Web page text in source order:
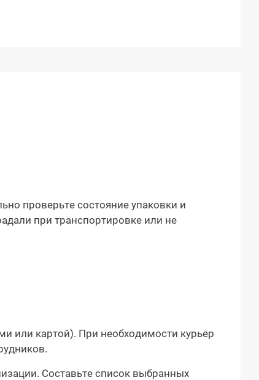
проверьте состояние упаковки и
при транспортировке или не
картой). При необходимости курьер
Составьте список выбранных